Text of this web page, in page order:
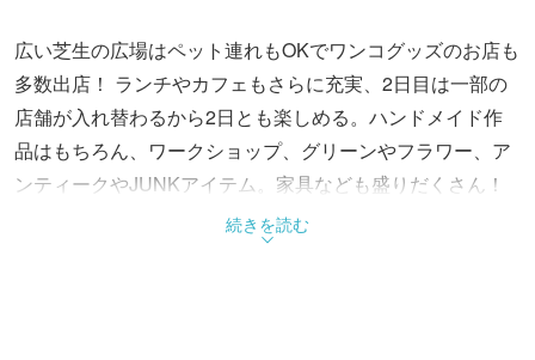
広い芝生の広場はペット連れもOKでワンコグッズのお店も
多数出店！ ランチやカフェもさらに充実、2日目は一部の
店舗が入れ替わるから2日とも楽しめる。ハンドメイド作
品はもちろん、ワークショップ、グリーンやフラワー、ア
ンティークやJUNKアイテム。家具なども盛りだくさん！
広い芝生の広場では休息用のテントもOK。遊具や小川でも
遊べる公園で、ピクニック気分で一日を楽しもう！
続きを読む